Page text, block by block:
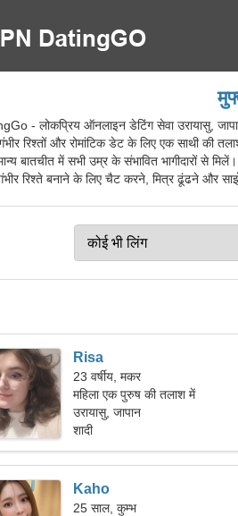
- लोकप्रिय ऑनलाइन डेटिंग सेवा उरायासु,
रिश्तों और रोमांटिक डेट के लिए एक साथी की
बातचीत में सभी उम्र के संभावित भागीदारों से
गंभीर रिश्ते बनाने के लिए चैट करने, मित्र ढूंढने और
Risa
23 वर्षीय, मकर
महिला एक पुरुष की तलाश में
उरायासु, जापान
शादी
Kaho
25 साल, कुम्भ